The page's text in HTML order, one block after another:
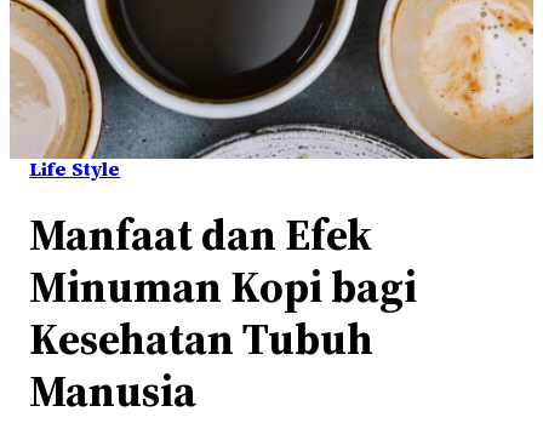
Life Style
Manfaat dan Efek
Minuman Kopi bagi
Kesehatan Tubuh
Manusia